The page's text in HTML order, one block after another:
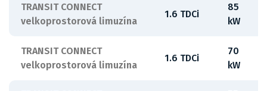
TRANSIT CONNECT
velkoprostorová limuzína
1.6 TDCi
85
kW
TRANSIT CONNECT
velkoprostorová limuzína
1.6 TDCi
70
kW